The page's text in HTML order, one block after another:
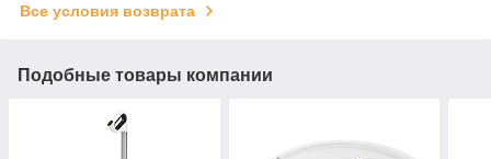
Все условия возврата
Подобные товары компании